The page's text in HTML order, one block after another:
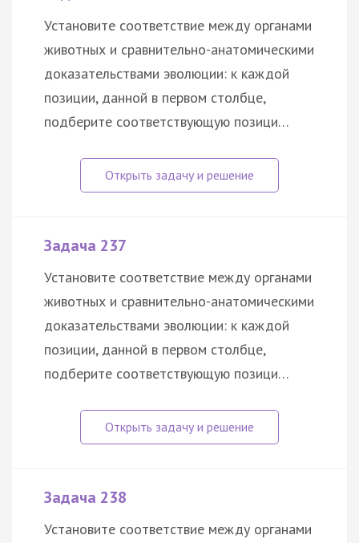
Установите соответствие между органами
животных и сравнительно-анатомическими
доказательствами эволюции: к каждой
позиции, данной в первом столбце,
подберите соответствующую позици…
Задача 237
Установите соответствие между органами
животных и сравнительно-анатомическими
доказательствами эволюции: к каждой
позиции, данной в первом столбце,
подберите соответствующую позици…
Задача 238
Установите соответствие между органами